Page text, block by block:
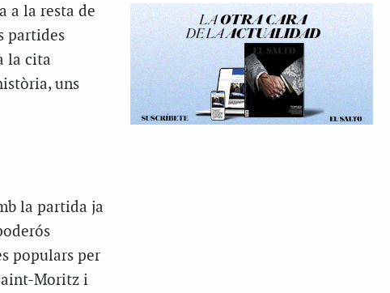
a la resta de
partides
la cita
uns
la partida ja
populars per
Moritz i